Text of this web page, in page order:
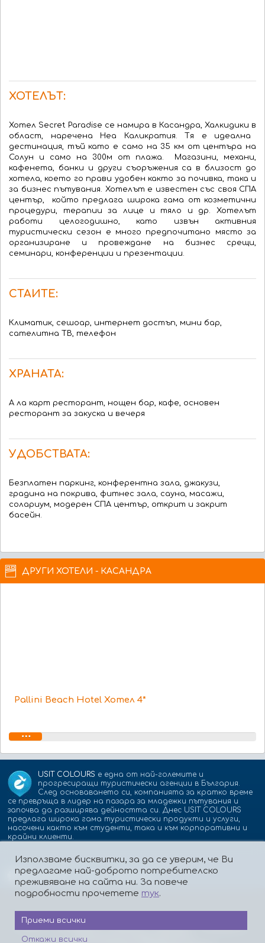
ХОТЕЛЪТ:
Хотел Secret Paradise се намира в Касандра, Халкидики в
област, наречена
Неа Каликратия. Тя е
идеална
дестинация, тъй като е само на 35 км от центъра на
Солун
и само на 300м от плажа. Магазини, механи,
кафенета, банки и други съоръжения са
в близост до
хотела, което го прави удобен както за почивка, така и
за бизнес пътувания. Хотелът е известен със своя СПА
център,
който предлага широка гама от козметични
процедури, терапии за лице и тяло
и др. Хотелът
работи целогодишно, като извън активния
туристически сезон е много предпочитано място за
организиране и провеждане на бизнес срещи,
семинари, конференции и презентации.
СТАИТЕ:
Климатик, сешоар, интернет достъп, мини бар,
сателитна ТВ, телефон
ХРАНАТА:
А ла карт ресторант, нощен бар, кафе, основен
ресторант за закуска и вечеря
УДОБСТВАТА:
Безплатен паркинг, конферентна зала, джакузи,
градина на покрива, фитнес зала, сауна, масажи,
солариум, модерен СПА център, открит и закрит
басейн.
ДРУГИ ХОТЕЛИ - КАСАНДРА
Pallini Beach Hotel Хотел 4*
USIT COLOURS е една от най-големите и
прогресиращи туристически агенции в България.
След основаването си, компанията за кратко време
се превръща в лидер на пазара за младежки пътувания и
започва да разширява дейността си. Днес USIT COLOURS
предлага широка гама туристически продукти и услуги,
насочени както към студенти, така и към корпоративни и
крайни клиенти.
Партньори: isic.bg dskbank.bg
За нас Контакти
Политика за поверителност
Използваме бисквитки, за да се уверим, че Ви
предлагаме най-доброто потребителско
преживяване на сайта ни. За повече
подробности прочетете тук.
Приеми всички
Откажи всички